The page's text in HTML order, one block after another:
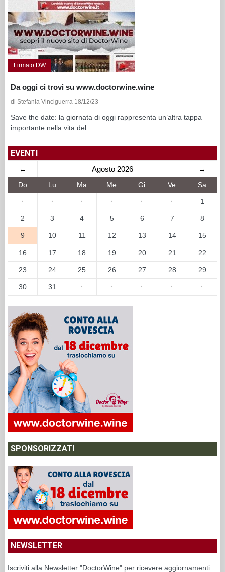
Firmato DW
Da oggi ci trovi su www.doctorwine.wine
di Stefania Vinciguerra 18/12/23
Save the date: la giornata di oggi rappresenta un’altra tappa
importante nella vita del...
EVENTI
← Agosto 2026 →
Do Lu Ma Me Gi Ve Sa
· · · · · · 1
2 3 4 5 6 7 8
9 10 11 12 13 14 15
16 17 18 19 20 21 22
23 24 25 26 27 28 29
30 31 · · · · ·
SPONSORIZZATI
NEWSLETTER
Iscriviti alla Newsletter "DoctorWine" per ricevere aggiornamenti